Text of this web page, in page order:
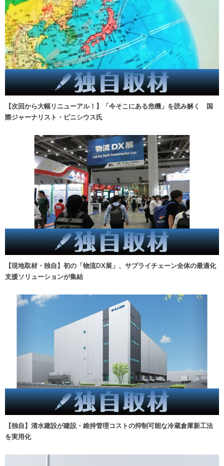
【次回から大幅リニューアル！】「今そこにある危機」を読み解く 国
際ジャーナリスト・ビニシウス氏
【現地取材・独自】初の「物流DX展」、サプライチェーン全体の最適化
支援ソリューションが集結
【独自】清水建設が建設・維持管理コストの抑制可能な冷蔵倉庫新工法
を実用化